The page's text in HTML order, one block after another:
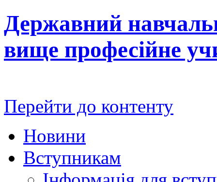
Державний
вище професійне
Перейти до контенту
Новини
Вступникам